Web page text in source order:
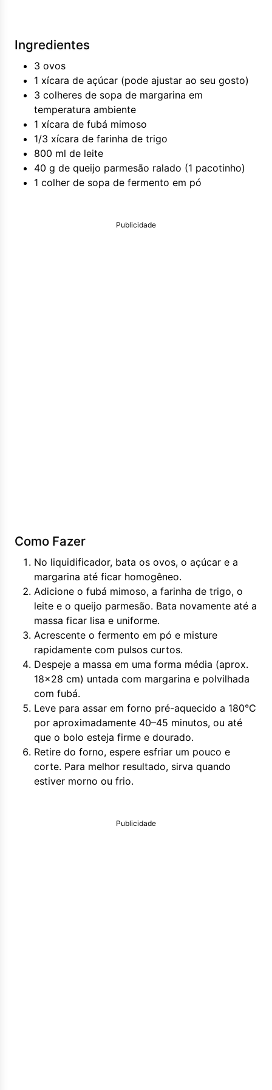
Ingredientes
3 ovos
1 xícara de açúcar (pode ajustar ao seu gosto)
3 colheres de sopa de margarina em
temperatura ambiente
1 xícara de fubá mimoso
1/3 xícara de farinha de trigo
800 ml de leite
40 g de queijo parmesão ralado (1 pacotinho)
1 colher de sopa de fermento em pó
Publicidade
Como Fazer
No liquidificador, bata os ovos, o açúcar e a
margarina até ficar homogêneo.
Adicione o fubá mimoso, a farinha de trigo, o
leite e o queijo parmesão. Bata novamente até a
massa ficar lisa e uniforme.
Acrescente o fermento em pó e misture
rapidamente com pulsos curtos.
Despeje a massa em uma forma média (aprox.
18x28 cm) untada com margarina e polvilhada
com fubá.
Leve para assar em forno pré-aquecido a 180°C
por aproximadamente 40–45 minutos, ou até
que o bolo esteja firme e dourado.
Retire do forno, espere esfriar um pouco e
corte. Para melhor resultado, sirva quando
estiver morno ou frio.
Publicidade